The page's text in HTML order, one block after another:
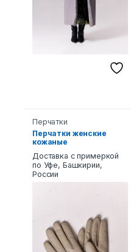
Перчатки
Перчатки женские
кожаные
Доставка с примеркой
по Уфе, Башкирии,
России